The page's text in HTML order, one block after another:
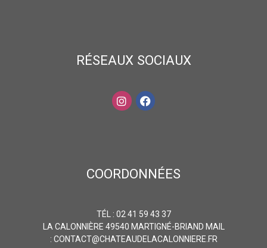
RÉSEAUX SOCIAUX
COORDONNÉES
TÉL : 02 41 59 43 37
LA CALONNIÈRE 49540 MARTIGNÉ-BRIAND MAIL
: CONTACT@CHATEAUDELACALONNIERE.FR